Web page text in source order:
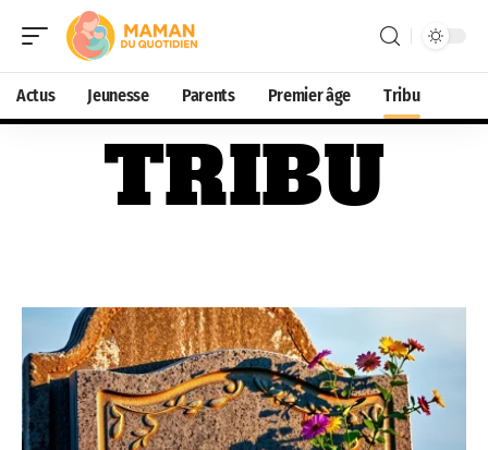
Actus Jeunesse Parents Premier âge Tribu
TRIBU